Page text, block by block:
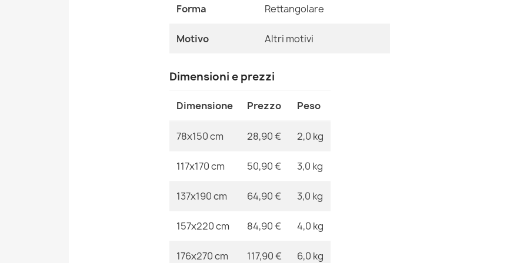
Forma Rettangolare
Motivo Altri motivi
Dimensioni e prezzi
Dimensione Prezzo Peso
78x150 cm 28,90 € 2,0 kg
117x170 cm 50,90 € 3,0 kg
137x190 cm 64,90 € 3,0 kg
157x220 cm 84,90 € 4,0 kg
176x270 cm 117,90 € 6,0 kg